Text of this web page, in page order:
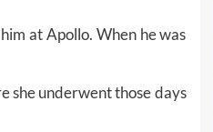
at Apollo. When he was
she underwent those days